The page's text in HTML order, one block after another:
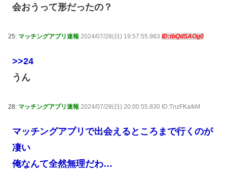
会おうって形だったの？
25: マッチングアプリ速報 2024/07/28(日) 19:57:55.983 ID:tbQdSAOg0
>>24
うん
28: マッチングアプリ速報 2024/07/28(日) 20:00:55.830 ID:TnzFKa/kM
マッチングアプリで出会えるところまで行くのが
凄い
俺なんて全然無理だわ…